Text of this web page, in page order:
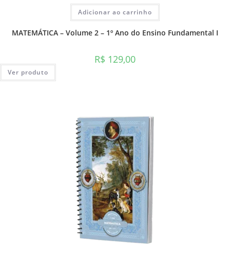
Adicionar ao carrinho
MATEMÁTICA – Volume 2 – 1º Ano do Ensino Fundamental I
R$ 129,00
Ver produto